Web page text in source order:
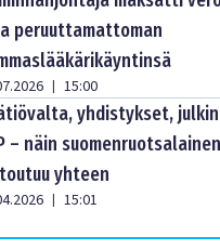
peruuttamattoman
| 15:00
yhdistykset,
– näin
yhteen
| 15:01